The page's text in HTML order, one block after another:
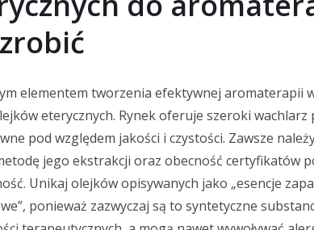
elementem tworzenia efektywnej aromaterapii
eterycznych. Rynek oferuje szeroki
pod względem jakości i czystości. Zawsze
jego ekstrakcji oraz obecność certyfikatów
Unikaj olejków opisywanych jako „esencje
ponieważ zazwyczaj są to syntetyczne